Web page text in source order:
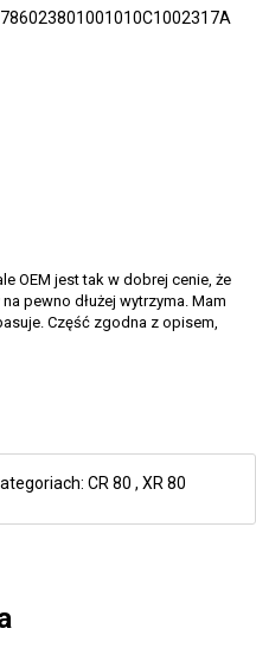
23801001010C1002317A
OEM jest tak w dobrej cenie, że
pewno dłużej wytrzyma. Mam
Część zgodna z opisem,
CR 80 , XR 80